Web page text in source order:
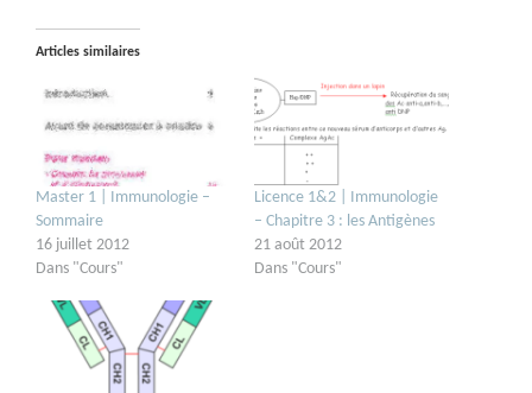
Articles similaires
Master 1 | Immunologie –
Sommaire
16 juillet 2012
Dans "Cours"
Licence 1&2 | Immunologie
– Chapitre 3 : les Antigènes
21 août 2012
Dans "Cours"